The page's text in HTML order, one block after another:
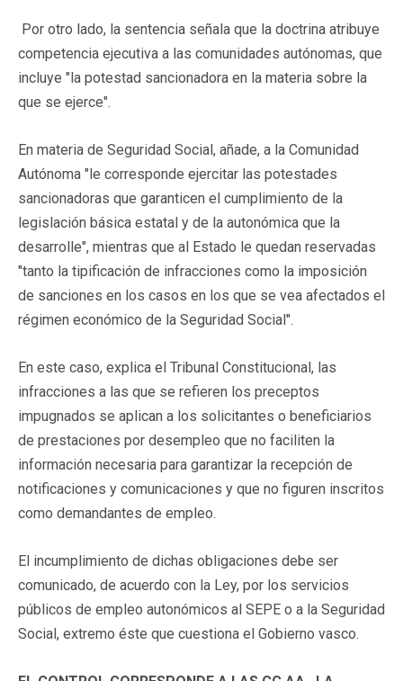
Por otro lado, la sentencia señala que la doctrina atribuye
competencia ejecutiva a las comunidades autónomas, que
incluye "la potestad sancionadora en la materia sobre la
que se ejerce".
En materia de Seguridad Social, añade, a la Comunidad
Autónoma "le corresponde ejercitar las potestades
sancionadoras que garanticen el cumplimiento de la
legislación básica estatal y de la autonómica que la
desarrolle", mientras que al Estado le quedan reservadas
"tanto la tipificación de infracciones como la imposición
de sanciones en los casos en los que se vea afectados el
régimen económico de la Seguridad Social".
En este caso, explica el Tribunal Constitucional, las
infracciones a las que se refieren los preceptos
impugnados se aplican a los solicitantes o beneficiarios
de prestaciones por desempleo que no faciliten la
información necesaria para garantizar la recepción de
notificaciones y comunicaciones y que no figuren inscritos
como demandantes de empleo.
El incumplimiento de dichas obligaciones debe ser
comunicado, de acuerdo con la Ley, por los servicios
públicos de empleo autonómicos al SEPE o a la Seguridad
Social, extremo éste que cuestiona el Gobierno vasco.